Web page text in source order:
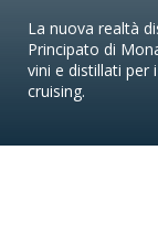
La nuova realtà
Principato di
vini e distillati per
cruising.